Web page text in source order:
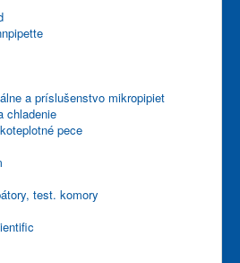
a príslušenstvo mikropipiet
chladenie
pece
test. komory